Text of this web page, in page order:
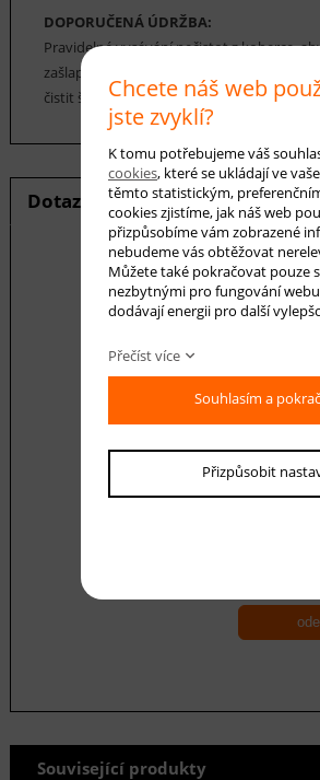
DOPORUČENÁ ÚDRŽBA:
Pravidelné vysávání nečistot z koberce,
zašlapání do koberce. Cca jednou za 12-18
čistit šamponováním.
Dotaz na produkt
E-mail *
Související produkty
Chcete náš web
jste zvyklí?
K tomu potřebujeme váš
cookies, které se ukládají ve
těmto statistickým,
cookies zjistíme, jak náš web
přizpůsobíme vám zobrazené
nebudeme vás obtěžovat
Můžete také pokračovat pouze
nezbytnými pro fungování
dodávají energii pro další
Přečíst více
Souhlasím a
Přizpůsobit